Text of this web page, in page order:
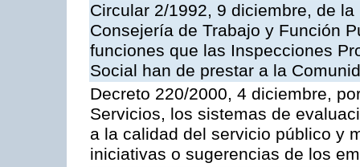
Circular 2/1992, 9 diciembre, de
Consejería de Trabajo y Función
funciones que las Inspecciones
Social han de prestar a la
Decreto 220/2000, 4 diciembre,
Servicios, los sistemas de
a la calidad del servicio público y
iniciativas o sugerencias de los